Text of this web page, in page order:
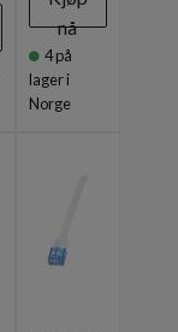
nå
4 på
lager i
Norge